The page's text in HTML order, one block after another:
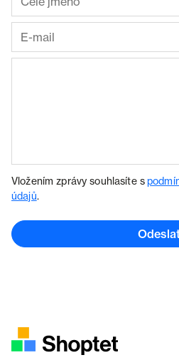
Vložením zprávy souhlasíte s
údajů.